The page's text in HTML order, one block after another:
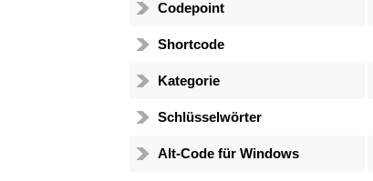
Codepoint
Shortcode
Kategorie
Schlüsselwörter
Alt-Code für Windows